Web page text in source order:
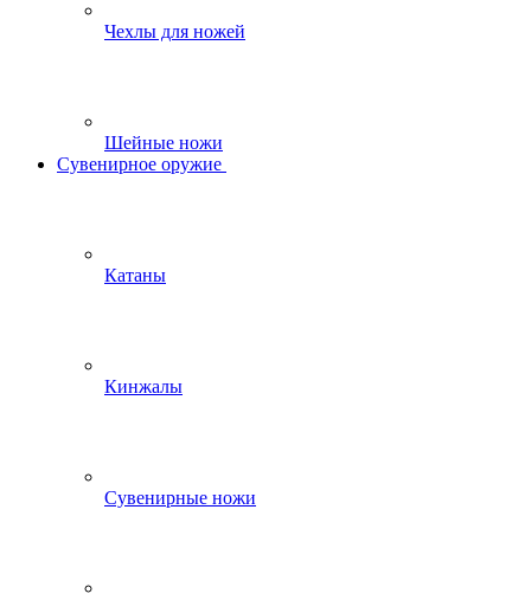
Чехлы для ножей
Шейные ножи
Сувенирное оружие
Катаны
Кинжалы
Сувенирные ножи